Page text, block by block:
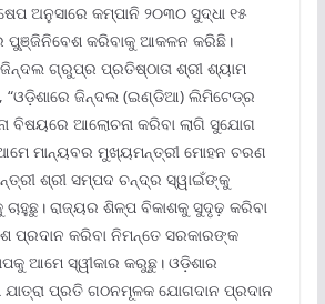
ଅନୁସାରେ କମ୍ପାନି ୨୦୩୦ ସୁଦ୍ଧା ୧୫
ପୁ୍‌ଞ୍ଜିନିବେଶ କରିବାକୁ ଆକଳନ କରିଛି।
ଗ୍ରୁପ୍‌ର ପ୍ରତିଷ୍ଠାତା ଶ୍ରୀ ଶ୍ୟାମ
“ଓଡ଼ିଶାରେ ଜିନ୍ଦଲ (ଇଣ୍ଡିଆ) ଲିମିଟେଡ୍‌ର
ବିଷୟରେ ଆଲୋଚନା କରିବା ଲାଗି ସୁଯୋଗ
ମାନ୍ୟବର ମୁଖ୍ୟମନ୍ତ୍ରୀ ମୋହନ ଚରଣ
ଶ୍ରୀ ସମ୍ପଦ ଚନ୍ଦ୍ର ସ୍ୱାଇଁଙ୍କୁ
ଚାହୁଛୁ। ରାଜ୍ୟର ଶିଳ୍ପ ବିକାଶକୁ ସୁଦୃଢ଼ କରିବା
ପ୍ରଦାନ କରିବା ନିମନ୍ତେ ସରକାରଙ୍କ
ଆମେ ସ୍ୱୀକାର କରୁଛୁ। ଓଡ଼ିଶାର
ପ୍ରତି ଗଠନମୂଳକ ଯୋଗଦାନ ପ୍ରଦାନ